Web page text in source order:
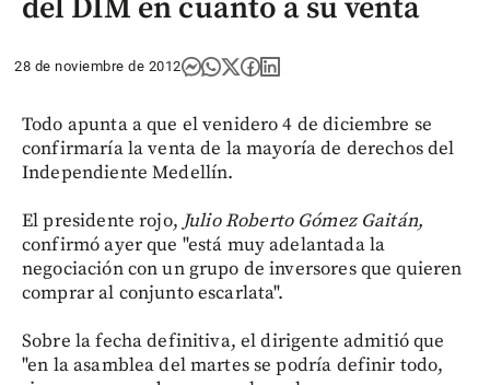
del DIM en cuanto a su venta
28 de noviembre de 2012
Todo apunta a que el venidero 4 de diciembre se
confirmaría la venta de la mayoría de derechos del
Independiente Medellín.
El presidente rojo, Julio Roberto Gómez Gaitán,
confirmó ayer que "está muy adelantada la
negociación con un grupo de inversores que quieren
comprar al conjunto escarlata".
Sobre la fecha definitiva, el dirigente admitió que
"en la asamblea del martes se podría definir todo,